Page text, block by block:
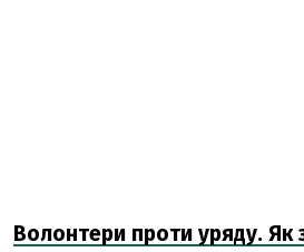
Волонтери проти уряду. Як